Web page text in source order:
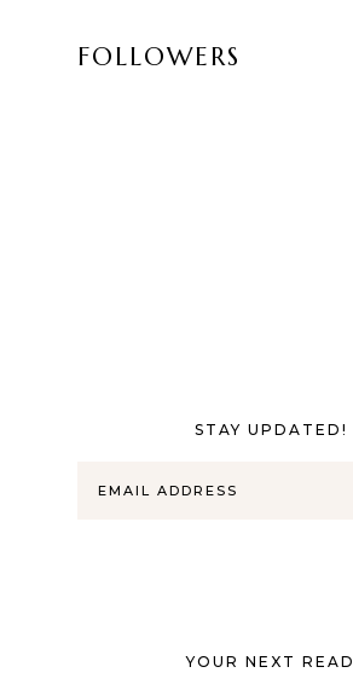
FOLLOWERS
STAY UPDATED!
YOUR NEXT READ